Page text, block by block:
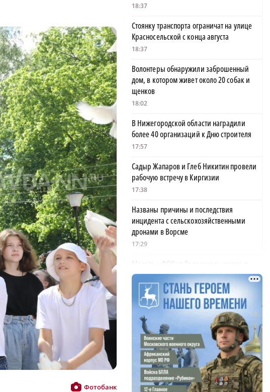
Фотобанк
18:37
Стоянку транспорта ограничат на улице
Красносельской с конца августа
18:37
Волонтеры обнаружили заброшенный
дом, в котором живет около 20 собак и
щенков
18:02
В Нижегородской области наградили
более 40 организаций к Дню строителя
17:57
Садыр Жапаров и Глеб Никитин провели
рабочую встречу в Киргизии
17:38
Названы причины и последствия
инцидента с сельскохозяйственными
дронами в Ворсме
17:29
Модель «ФОК на Родионова» вошла в
число лучших на ТИМ-ЛИДЕРЫ 2025/26
17:19
Нижегородцам объяснили, как
оплачивается больничный во время
отпуска
16:54
Глеб Никитин представил направления
сотрудничества региона с Киргизией
16:39